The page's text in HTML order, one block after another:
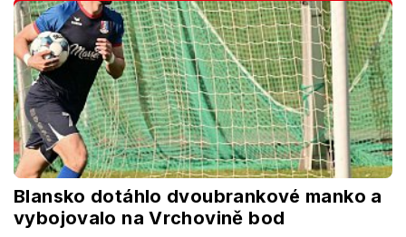
Blansko dotáhlo dvoubrankové manko a
vybojovalo na Vrchovině bod